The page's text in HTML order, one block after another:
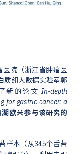
医院（浙江省肿瘤医
质组大数据实验室郭
新的论文 In-depth
for gastric cancer: a
湖欧米参与该研究的
样本（从345个舌苔